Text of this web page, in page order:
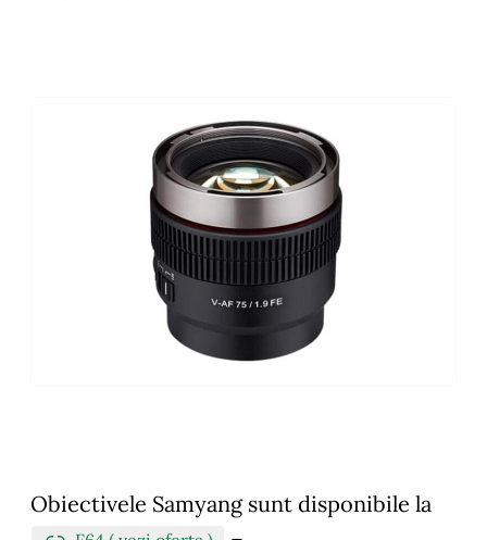
Obiectivele Samyang sunt disponibile la